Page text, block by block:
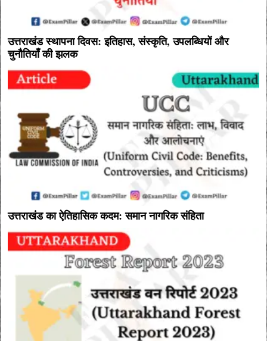
उत्तराखंड स्थापना दिवस: इतिहास, संस्कृति, उपलब्धियों और
चुनौतियाँ की झलक
उत्तराखंड का ऐतिहासिक कदम: समान नागरिक संहिता